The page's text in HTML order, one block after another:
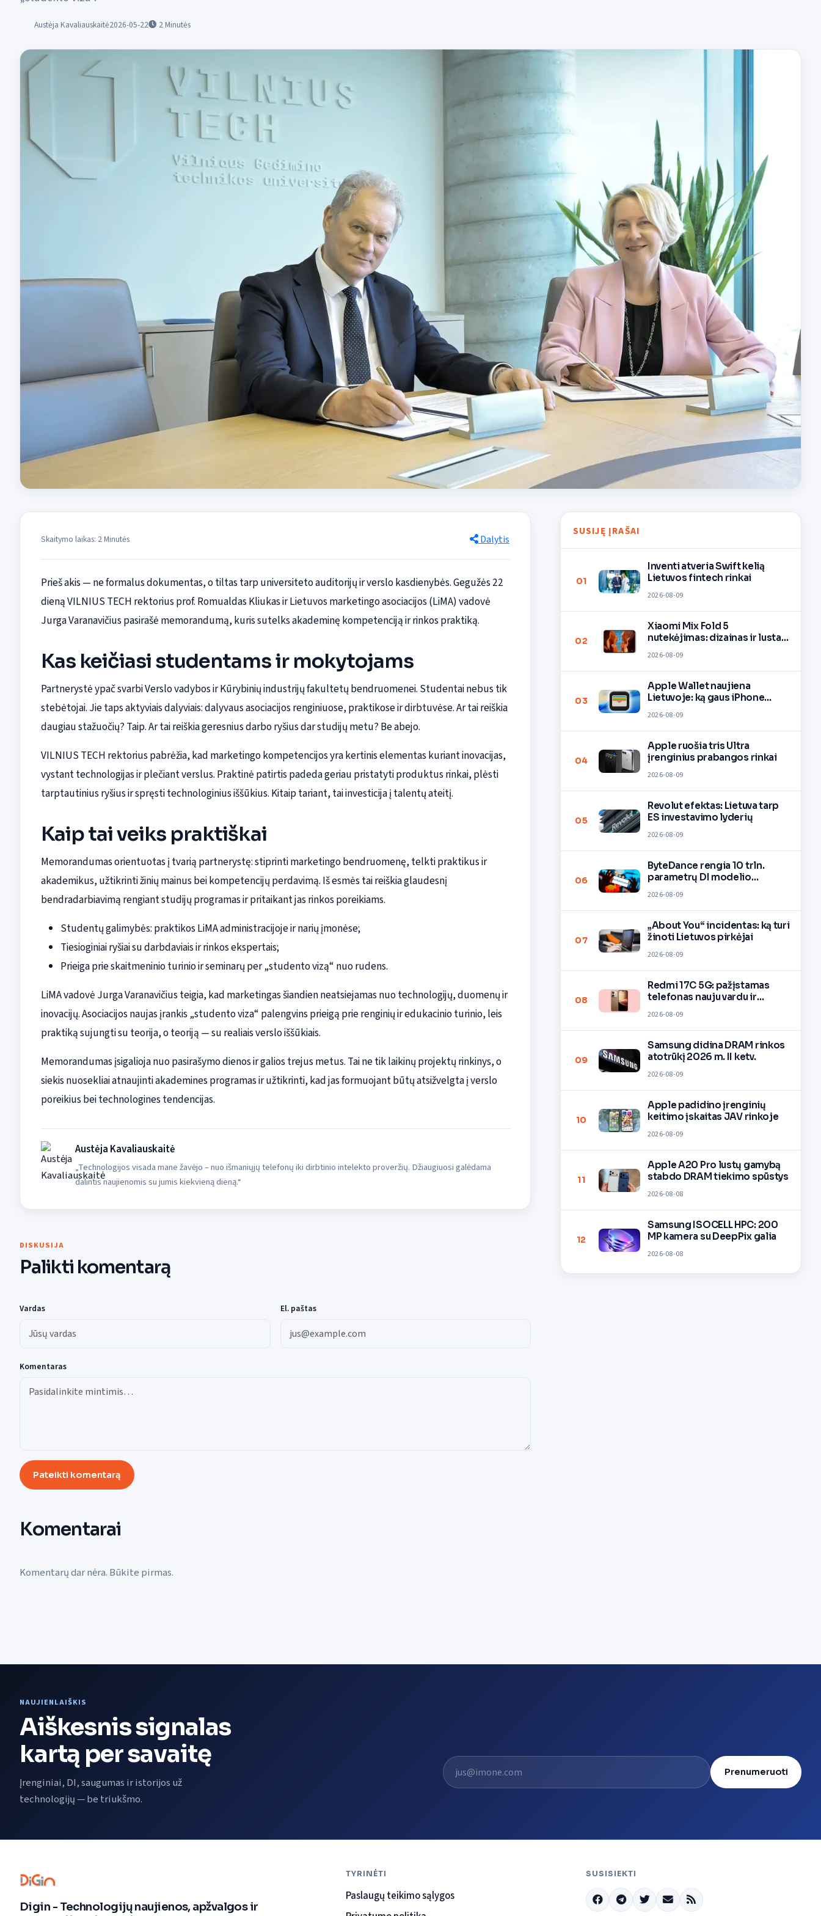
Austėja Kavaliauskaitė2026-05-22 2Minutės
Skaitymo laikas: 2 Minutės Dalytis
Prieš akis — ne formalus dokumentas, o tiltas tarp universiteto auditorijų ir verslo kasdienybės. Gegužės 22
dieną VILNIUS TECH rektorius prof. Romualdas Kliukas ir Lietuvos marketingo asociacijos (LiMA) vadovė
Jurga Varanavičius pasirašė memorandumą, kuris sutelks akademinę kompetenciją ir rinkos praktiką.
Kas keičiasi studentams ir mokytojams
Partnerystė ypač svarbi Verslo vadybos ir Kūrybinių industrijų fakultetų bendruomenei. Studentai nebus tik
stebėtojai. Jie taps aktyviais dalyviais: dalyvaus asociacijos renginiuose, praktikose ir dirbtuvėse. Ar tai reiškia
daugiau stažuočių? Taip. Ar tai reiškia geresnius darbo ryšius dar studijų metu? Be abejo.
VILNIUS TECH rektorius pabrėžia, kad marketingo kompetencijos yra kertinis elementas kuriant inovacijas,
vystant technologijas ir plečiant verslus. Praktinė patirtis padeda geriau pristatyti produktus rinkai, plėsti
tarptautinius ryšius ir spręsti technologinius iššūkius. Kitaip tariant, tai investicija į talentų ateitį.
Kaip tai veiks praktiškai
Memorandumas orientuotas į tvarią partnerystę: stiprinti marketingo bendruomenę, telkti praktikus ir
akademikus, užtikrinti žinių mainus bei kompetencijų perdavimą. Iš esmės tai reiškia glaudesnį
bendradarbiavimą rengiant studijų programas ir pritaikant jas rinkos poreikiams.
Studentų galimybės: praktikos LiMA administracijoje ir narių įmonėse;
Tiesioginiai ryšiai su darbdaviais ir rinkos ekspertais;
Prieiga prie skaitmeninio turinio ir seminarų per „studento vizą“ nuo rudens.
LiMA vadovė Jurga Varanavičius teigia, kad marketingas šiandien neatsiejamas nuo technologijų, duomenų ir
inovacijų. Asociacijos naujas įrankis „studento viza“ palengvins prieigą prie renginių ir edukacinio turinio, leis
praktiką sujungti su teorija, o teoriją — su realiais verslo iššūkiais.
Memorandumas įsigalioja nuo pasirašymo dienos ir galios trejus metus. Tai ne tik laikinų projektų rinkinys, o
siekis nuosekliai atnaujinti akademines programas ir užtikrinti, kad jas formuojant būtų atsižvelgta į verslo
poreikius bei technologines tendencijas.
Austėja Kavaliauskaitė
„Technologijos visada mane žavėjo – nuo išmaniųjų telefonų iki dirbtinio intelekto proveržių. Džiaugiuosi galėdama
dalintis naujienomis su jumis kiekvieną dieną.“
DISKUSIJA
Palikti komentarą
Vardas El. paštas
Komentaras
Pateikti komentarą
Komentarai
Komentarų dar nėra. Būkite pirmas.
SUSIJĘ ĮRAŠAI
01
Inventi atveria Swift kelią
Lietuvos fintech rinkai
2026-08-09
02
Xiaomi Mix Fold 5
nutekėjimas: dizainas ir lustas
2026-08-09
03
Apple Wallet naujiena
Lietuvoje: ką gaus iPhone
2026-08-09
04
Apple ruošia tris Ultra
įrenginius prabangos rinkai
2026-08-09
05
Revolut efektas: Lietuva tarp
ES investavimo lyderių
2026-08-09
06
ByteDance rengia 10 trln.
parametrų DI modelio
2026-08-09
07
„About You“ incidentas: ką turi
žinoti Lietuvos pirkėjai
2026-08-09
08
Redmi 17C 5G: pažįstamas
telefonas nauju vardu ir
2026-08-09
09
Samsung didina DRAM rinkos
atotrūkį 2026 m. II ketv.
2026-08-09
10
Apple padidino įrenginių
keitimo įskaitas JAV rinkoje
2026-08-09
11
Apple A20 Pro lustų gamybą
stabdo DRAM tiekimo spūstys
2026-08-08
12
Samsung ISOCELL HPC: 200
MP kamera su DeepPix galia
2026-08-08
NAUJIENLAIŠKIS
Aiškesnis signalas
kartą per savaitę
Įrenginiai, DI, saugumas ir istorijos už
technologijų — be triukšmo.
El. pašto adresas
Prenumeruoti
Digin - Technologijų naujienos, apžvalgos ir
TYRINĖTI
Paslaugų teikimo sąlygos
SUSISIEKTI